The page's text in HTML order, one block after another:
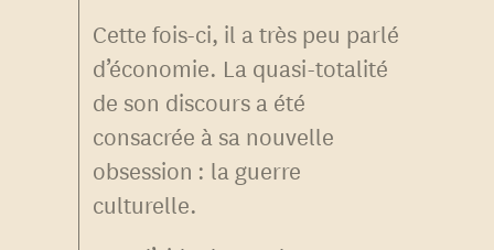
Cette fois-ci, il a très peu parlé
d’économie. La quasi-totalité
de son discours a été
consacrée à sa nouvelle
obsession : la guerre
culturelle.